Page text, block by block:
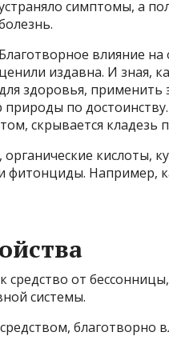
симптомы, а
Благотворное влияние
ценили издавна. И зная,
здоровья, применить
по
скрывается кладезь
кислоты,
фитонциды. Например,
от бессонницы,
системы.
благотворно